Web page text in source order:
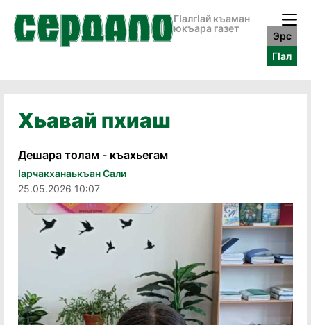
ГӀалгӀай къаман
юкъара газет
Эрс
ГӀал
Хьавай пхиаш
Дешара толам - къахьегам
Ӏарчакханаькъан Сали
25.05.2026 10:07